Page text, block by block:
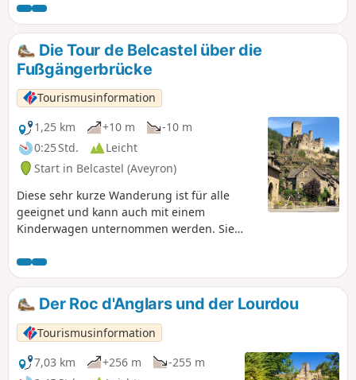
Jahr über auf eigene Verantwortung und
ohne Führung begangen werden. Zahlreiche
Schilder säumen den Weg, um Ihnen den
Besuch zu erleichtern. Das Conservatoire du
Châtaignier bietet zudem geführte Touren
auf diesem Weg an (praktische
Informationen).
Die Tour de Belcastel über die
Fußgängerbrücke
Tourismusinformation
1,25 km
+10 m
-10 m
0:25 Std.
Leicht
Start in Belcastel (Aveyron)
Diese sehr kurze Wanderung ist für alle
geeignet und kann auch mit einem
Kinderwagen unternommen werden. Sie
Fußgängerbrücke und gelangen über einen
schattigen Weg zurück ins Dorf. Information
Dezember 2025: Die Fußgängerbrücke wird
derzeit renoviert, daher ist die Wanderung
nicht möglich.
Der Roc d'Anglars und der Lourdou
Tourismusinformation
7,03 km
+256 m
-255 m